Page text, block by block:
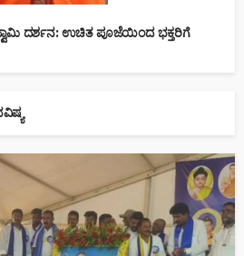
ದರ್ಶನ: ಉಚಿತ ಪೂಜೆಯಿಂದ ಭಕ್ತರಿಗೆ